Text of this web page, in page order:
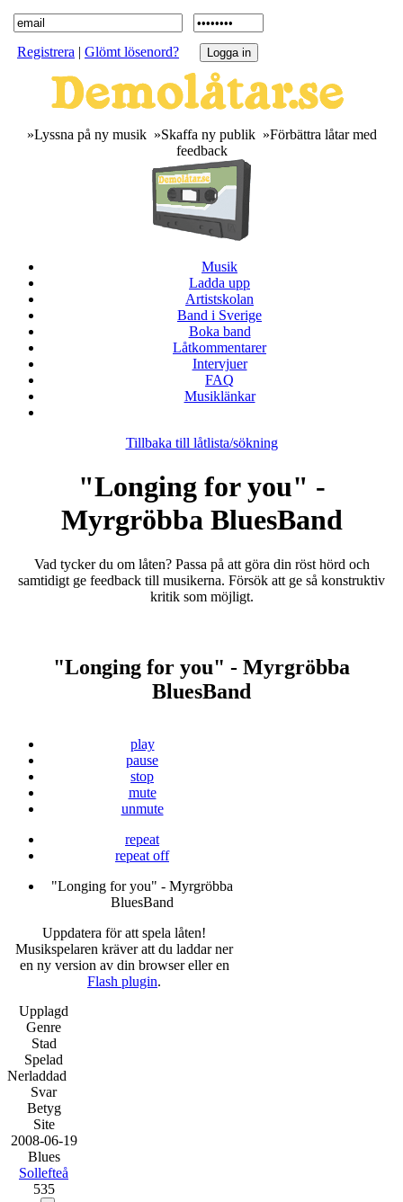
Registrera | Glömt lösenord?
»Lyssna på ny musik »Skaffa ny publik »Förbättra låtar med
feedback
Musik
Ladda upp
Artistskolan
Band i Sverige
Boka band
Låtkommentarer
Intervjuer
FAQ
Musiklänkar
Tillbaka till låtlista/sökning
"Longing for you" -
Myrgröbba BluesBand
Vad tycker du om låten? Passa på att göra din röst hörd och
samtidigt ge feedback till musikerna. Försök att ge så konstruktiv
kritik som möjligt.
"Longing for you" - Myrgröbba
BluesBand
play
pause
stop
mute
unmute
repeat
repeat off
"Longing for you" - Myrgröbba
BluesBand
Uppdatera för att spela låten!
Musikspelaren kräver att du laddar ner
en ny version av din browser eller en
Flash plugin.
Upplagd
Genre
Stad
Spelad
Nerladdad
Svar
Betyg
Site
2008-06-19
Blues
Sollefteå
535